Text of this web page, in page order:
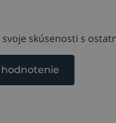
skúsenosti s